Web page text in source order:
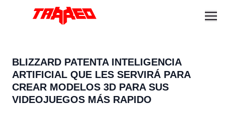
BLIZZARD PATENTA INTELIGENCIA
ARTIFICIAL QUE LES SERVIRÁ PARA
CREAR MODELOS 3D PARA SUS
VIDEOJUEGOS MÁS RAPIDO